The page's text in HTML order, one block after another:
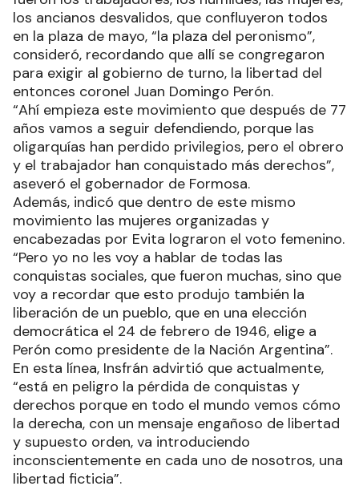
los ancianos desvalidos, que confluyeron todos
en la plaza de mayo, “la plaza del peronismo”,
consideró, recordando que allí se congregaron
para exigir al gobierno de turno, la libertad del
entonces coronel Juan Domingo Perón.
“Ahí empieza este movimiento que después de 77
años vamos a seguir defendiendo, porque las
oligarquías han perdido privilegios, pero el obrero
y el trabajador han conquistado más derechos”,
aseveró el gobernador de Formosa.
Además, indicó que dentro de este mismo
movimiento las mujeres organizadas y
encabezadas por Evita lograron el voto femenino.
“Pero yo no les voy a hablar de todas las
conquistas sociales, que fueron muchas, sino que
voy a recordar que esto produjo también la
liberación de un pueblo, que en una elección
democrática el 24 de febrero de 1946, elige a
Perón como presidente de la Nación Argentina”.
En esta línea, Insfrán advirtió que actualmente,
“está en peligro la pérdida de conquistas y
derechos porque en todo el mundo vemos cómo
la derecha, con un mensaje engañoso de libertad
y supuesto orden, va introduciendo
inconscientemente en cada uno de nosotros, una
libertad ficticia”.